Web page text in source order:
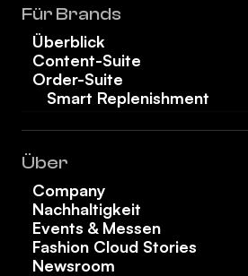
Für Brands
Überblick
Content-Suite
Order-Suite
Smart Replenishment
Über
Company
Nachhaltigkeit
Events & Messen
Fashion Cloud Stories
Newsroom